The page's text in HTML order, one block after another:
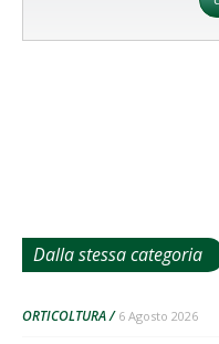
Dalla stessa categoria
ORTICOLTURA 6 Agosto 2026